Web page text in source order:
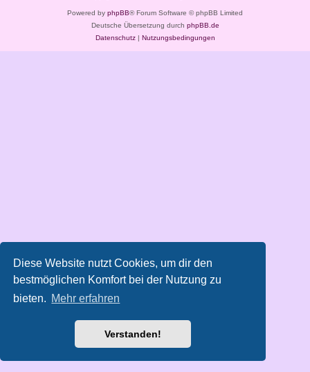
Diese Website nutzt Cookies, um dir den
bestmöglichen Komfort bei der Nutzung zu
bieten. Mehr erfahren
Verstanden!
Powered by phpBB® Forum Software © phpBB Limited
Deutsche Übersetzung durch phpBB.de
Datenschutz| Nutzungsbedingungen